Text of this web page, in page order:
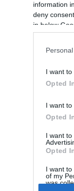
information
deny
in below
I want to
Opted
I want to
Opted
I want
Opted
I want
of my
was